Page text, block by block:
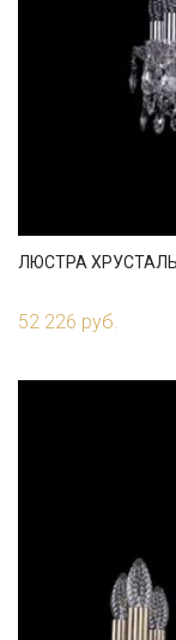
ЛЮСТРА
52 226 руб.